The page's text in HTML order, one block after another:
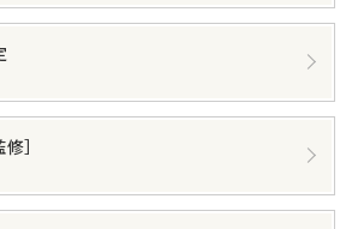
］